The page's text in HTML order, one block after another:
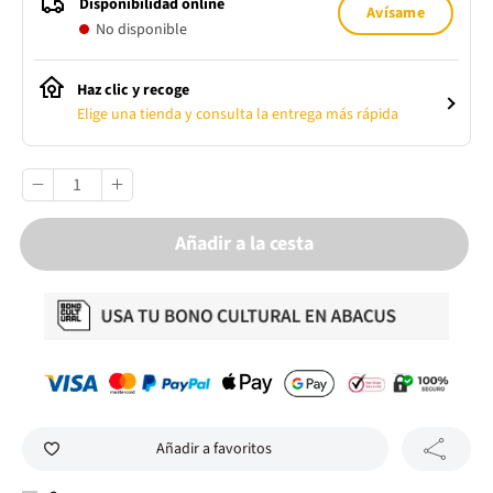
Disponibilidad online
No disponible
Avísame
Haz clic y recoge
Elige una tienda y consulta la entrega más rápida
Añadir a la cesta
Añadir a favoritos